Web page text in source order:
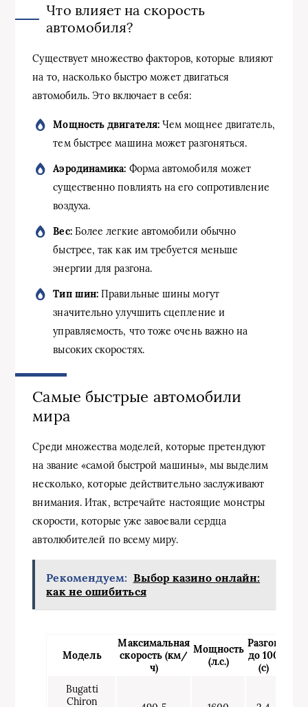
Что влияет на скорость
автомобиля?
Существует множество факторов, которые влияют
на то, насколько быстро может двигаться
автомобиль. Это включает в себя:
Мощность двигателя:Чем мощнее двигатель,
тем быстрее машина может разгоняться.
Аэродинамика: Форма автомобиля может
существенно повлиять на его сопротивление
воздуха.
Вес:Более легкие автомобили обычно
быстрее, так как им требуется меньше
энергии для разгона.
Тип шин: Правильные шины могут
значительно улучшить сцепление и
управляемость, что тоже очень важно на
высоких скоростях.
Самые быстрые автомобили
мира
Среди множества моделей, которые претендуют
на звание «самой быстрой машины», мы выделим
несколько, которые действительно заслуживают
внимания. Итак, встречайте настоящие монстры
скорости, которые уже завоевали сердца
автолюбителей по всему миру.
Рекомендуем: Выбор казино онлайн:
как не ошибиться
Модель
Максимальная
скорость (км/
ч)
Мощность
(л.с.)
Разгон
до 100
(с)
Bugatti
Chiron